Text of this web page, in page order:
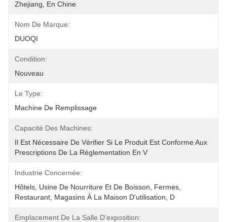
Zhejiang, En Chine
Nom De Marque:
DUOQI
Condition:
Nouveau
Le Type:
Machine De Remplissage
Capacité Des Machines:
Il Est Nécessaire De Vérifier Si Le Produit Est Conforme Aux
Prescriptions De La Réglementation En V
Industrie Concernée:
Hôtels, Usine De Nourriture Et De Boisson, Fermes,
Restaurant, Magasins À La Maison D'utilisation, D
Emplacement De La Salle D'exposition: